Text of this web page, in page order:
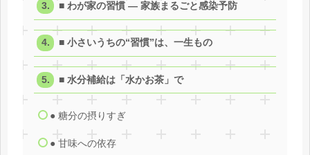
■ わが家の習慣 ― 家族まるごと感染予防
■ 小さいうちの“習慣”は、一生もの
■ 水分補給は「水かお茶」で
● 糖分の摂りすぎ
● 甘味への依存